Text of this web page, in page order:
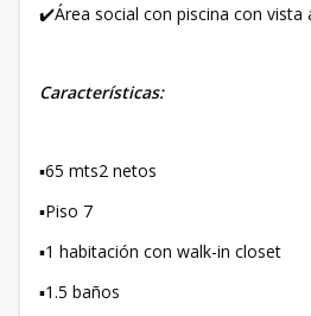
✔️Área social con piscina con vista
Características:
▪️65 mts2 netos
▪️Piso 7
▪️1 habitación con walk-in closet
▪️1.5 baños